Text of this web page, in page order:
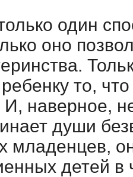
один
оно
то,
наверное,
души
младенцев,
детей в